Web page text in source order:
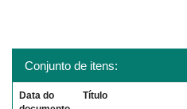
Conjunto de itens:
Data do
Título